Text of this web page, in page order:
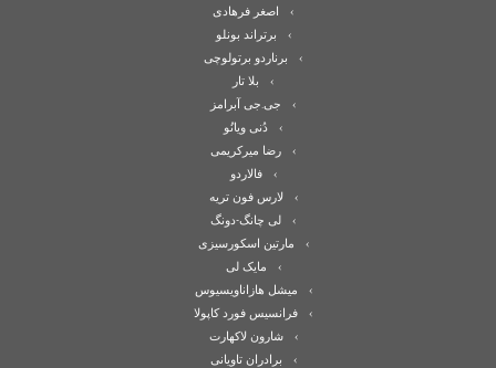
اصغر فرهادی
برتراند بونلو
برناردو برتولوچی
بلا تار
جی.جی آبرامز
دُنی ویانُو
رضا میرکریمی
فالاردو
لارس فون تریه
لی چانگ-دونگ
مارتین اسکورسیزی
مایک لی
میشل هازاناویسیوس
فرانسیس فورد کاپولا
شارون لاکهارت
برادران تاویانی